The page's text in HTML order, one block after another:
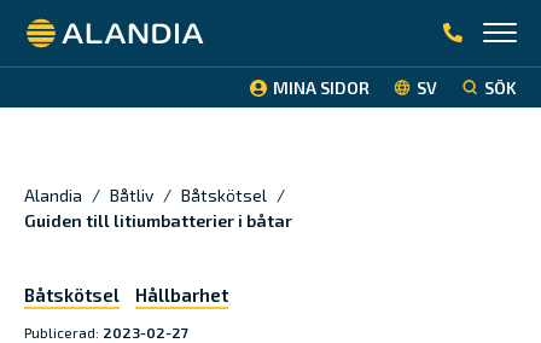
Alandia
MINA SIDOR SV SÖK
Alandia / Båtliv / Båtskötsel /
Guiden till litiumbatterier i båtar
Båtskötsel Hållbarhet
Publicerad: 2023-02-27